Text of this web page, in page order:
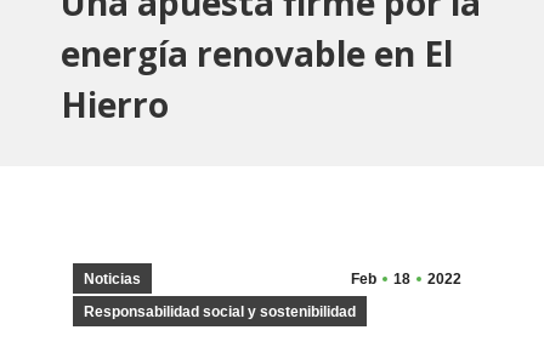
energía renovable en El
Hierro
Feb 18 2022
Noticias
Responsabilidad social y sostenibilidad